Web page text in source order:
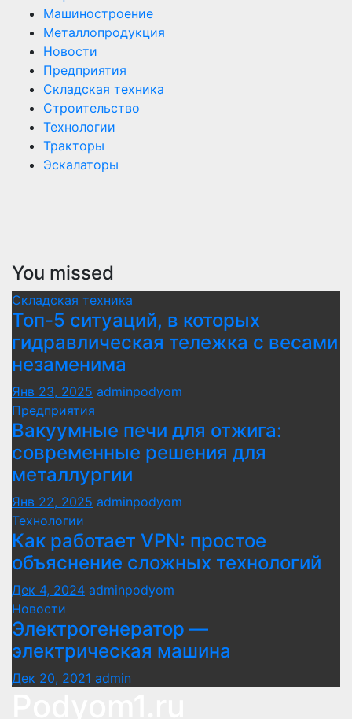
Машиностроение
Металлопродукция
Новости
Предприятия
Складская техника
Строительство
Технологии
Тракторы
Эскалаторы
You missed
Складская техника
Топ-5 ситуаций, в которых
гидравлическая тележка с весами
незаменима
Янв 23, 2025 adminpodyom
Предприятия
Вакуумные печи для отжига:
современные решения для
металлургии
Янв 22, 2025 adminpodyom
Технологии
Как работает VPN: простое
объяснение сложных технологий
Дек 4, 2024 adminpodyom
Новости
Электрогенератор —
электрическая машина
Дек 20, 2021 admin